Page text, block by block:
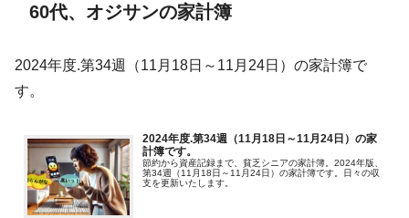
60代、オジサンの家計簿
2024年度.第34週（11月18日～11月24日）の家計簿で
す。
2024年度.第34週（11月18日～11月24日）の家
計簿です。
節約から資産記録まで、貧乏シニアの家計簿。2024年版、
第34週（11月18日～11月24日）の家計簿です。日々の収
支を更新いたします。